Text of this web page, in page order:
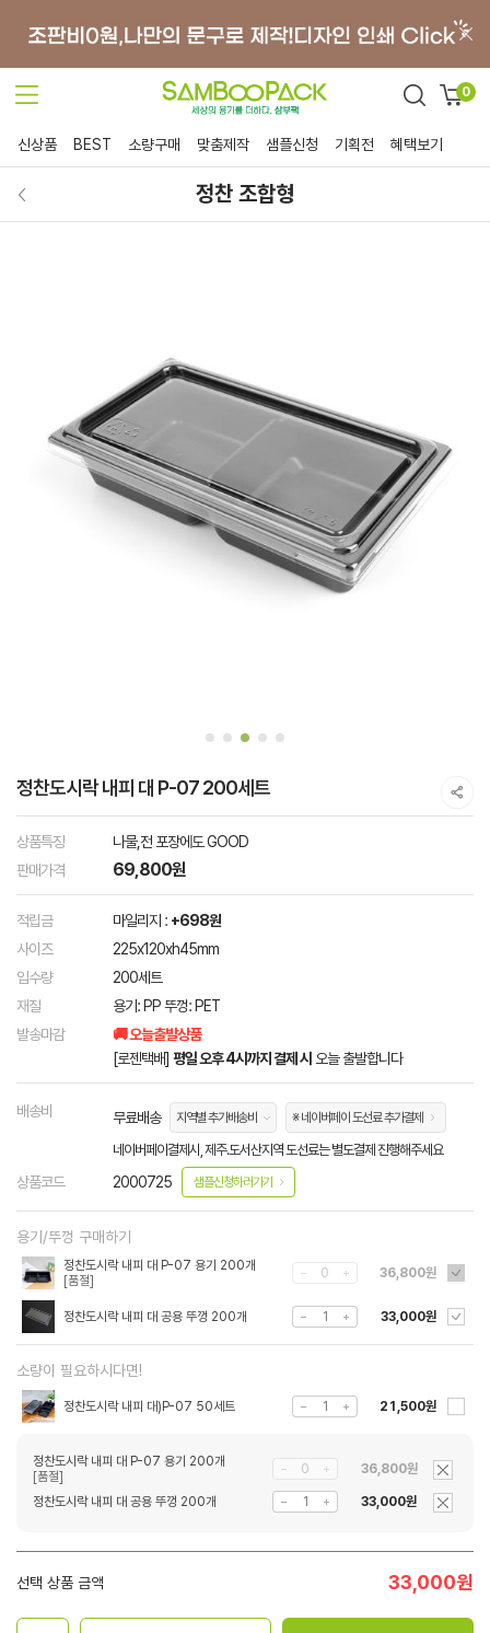
0
신상품 BEST 소량구매 맞춤제작 샘플신청 기획전 혜택보기
정찬 조합형
정찬도시락 내피 대 P-07 200세트
상품특징
나물,전 포장에도 GOOD
판매가격
69,800원
적립금 마일리지 : +698원
사이즈
225x120xh45mm
입수량
200세트
재질
용기: PP 뚜껑: PET
발송마감
🚚 오늘출발상품
[로젠택배] 평일 오후 4시까지 결제 시 오늘 출발합니다
배송비 무료배송 지역별 추가배송비 ※ 네이버페이 도선료 추가결제
네이버페이결제시, 제주.도서산지역 도선료는 별도결제 진행해주세요
상품코드 2000725 샘플신청하러가기
용기/뚜껑 구매하기
정찬도시락 내피 대 P-07 용기 200개 36,800원
정찬도시락 내피 대 공용 뚜껑 200개 33,000원
소량이 필요하시다면!
정찬도시락 내피 대)P-07 50세트 21,500원
정찬도시락 내피 대 P-07 용기 200개 36,800원
정찬도시락 내피 대 공용 뚜껑 200개 33,000원
선택 상품 금액 33,000원